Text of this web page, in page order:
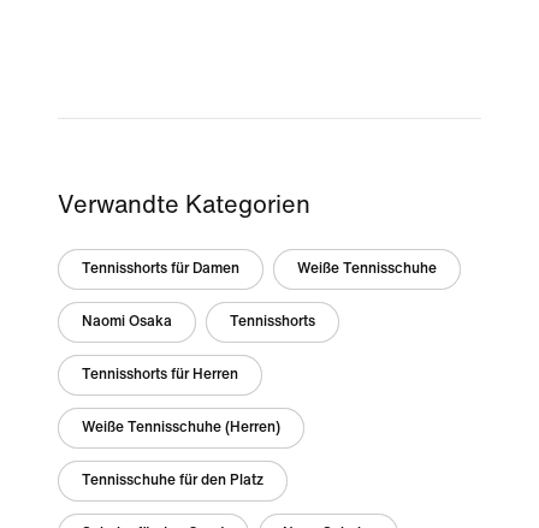
Verwandte Kategorien
Tennisshorts für Damen Weiße Tennisschuhe
Naomi Osaka Tennisshorts
Tennisshorts für Herren
Weiße Tennisschuhe (Herren)
Tennisschuhe für den Platz